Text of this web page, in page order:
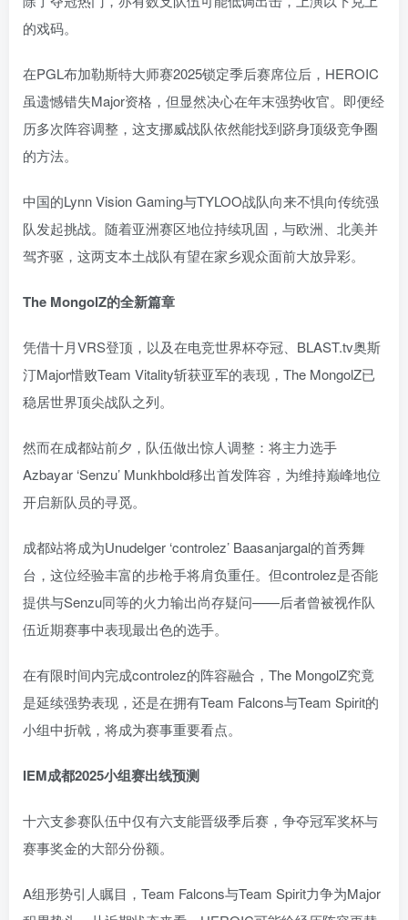
的戏码。
在PGL布加勒斯特大师赛2025锁定季后赛席位后，HEROIC
虽遗憾错失Major资格，但显然决心在年末强势收官。即便经
历多次阵容调整，这支挪威战队依然能找到跻身顶级竞争圈
的方法。
中国的Lynn Vision Gaming与TYLOO战队向来不惧向传统强
队发起挑战。随着亚洲赛区地位持续巩固，与欧洲、北美并
驾齐驱，这两支本土战队有望在家乡观众面前大放异彩。
The MongolZ的全新篇章
凭借十月VRS登顶，以及在电竞世界杯夺冠、BLAST.tv奥斯
汀Major惜败Team Vitality斩获亚军的表现，The MongolZ已
稳居世界顶尖战队之列。
然而在成都站前夕，队伍做出惊人调整：将主力选手
Azbayar ‘Senzu’ Munkhbold移出首发阵容，为维持巅峰地位
开启新队员的寻觅。
成都站将成为Unudelger ‘controlez’ Baasanjargal的首秀舞
台，这位经验丰富的步枪手将肩负重任。但controlez是否能
提供与Senzu同等的火力输出尚存疑问——后者曾被视作队
伍近期赛事中表现最出色的选手。
在有限时间内完成controlez的阵容融合，The MongolZ究竟
是延续强势表现，还是在拥有Team Falcons与Team Spirit的
小组中折戟，将成为赛事重要看点。
IEM成都2025小组赛出线预测
十六支参赛队伍中仅有六支能晋级季后赛，争夺冠军奖杯与
赛事奖金的大部分份额。
A组形势引人瞩目，Team Falcons与Team Spirit力争为Major